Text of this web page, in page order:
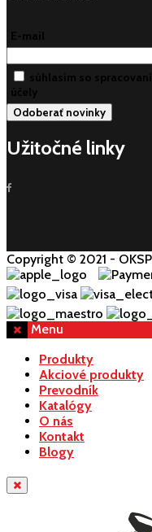
E-mail
súhlasim so
účely
Užitočné linky
Copyright © 2021 -
Menu
Produkty
Akciové produkty
Prevodník
Katalógy
O nás
Kontakt
Blogy